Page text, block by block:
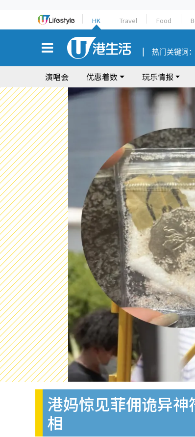
HK Travel Food
热门关键词：
演唱会 优惠着数 玩乐情报
港妈惊见菲佣诡异
相